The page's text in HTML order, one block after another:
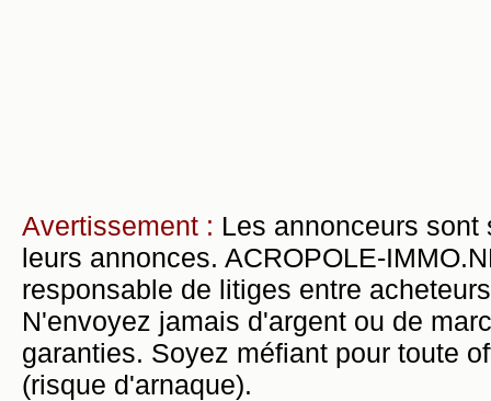
Avertissement : Les annonceurs
leurs annonces. ACROPOLE-
responsable de litiges entre
N'envoyez jamais d'argent ou de
garanties. Soyez méfiant pour toute
(risque d'arnaque).